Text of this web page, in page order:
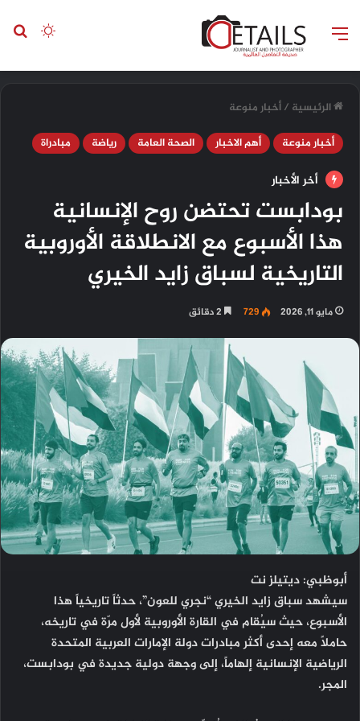
القائمة
الرئيسية /أخبار منوعة
أخبار منوعة
أهم الاخبار الصحة العامة رياضة مبادراة
أخر الأخبار
بودابست تحتضن روح الإنسانية
هذا الأسبوع مع الانطلاقة الأوروبية
التاريخية لسباق زايد الخيري
مايو 11, 2026 729
أبوظبي: ديتيلز نت
سيشهد سباق زايد الخيري “نجري للعون”، حدثاً تاريخياً هذا
الأسبوع، حيث سيُقام في القارة الأوروبية لأول مرّة في تاريخه،
حاملاً معه إحدى أكثر مبادرات دولة الإمارات العربية المتحدة
الرياضية الإنسانية إلهاماً، إلى وجهة دولية جديدة في بودابست،
المجر.